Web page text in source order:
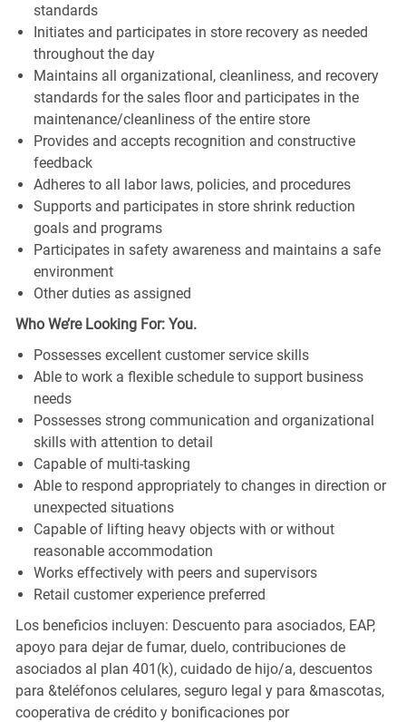
standards
Initiates and participates in store recovery as needed
throughout the day
Maintains all organizational, cleanliness, and recovery
standards for the sales floor and participates in the
maintenance/cleanliness of the entire store
Provides and accepts recognition and constructive
feedback
Adheres to all labor laws, policies, and procedures
Supports and participates in store shrink reduction
goals and programs
Participates in safety awareness and maintains a safe
environment
Other duties as assigned
Who We’re Looking For: You.
Possesses excellent customer service skills
Able to work a flexible schedule to support business
needs
Possesses strong communication and organizational
skills with attention to detail
Capable of multi-tasking
Able to respond appropriately to changes in direction or
unexpected situations
Capable of lifting heavy objects with or without
reasonable accommodation
Works effectively with peers and supervisors
Retail customer experience preferred
Los beneficios incluyen: Descuento para asociados, EAP,
apoyo para dejar de fumar, duelo, contribuciones de
asociados al plan 401(k), cuidado de hijo/a, descuentos
para &teléfonos celulares, seguro legal y para &mascotas,
cooperativa de crédito y bonificaciones por